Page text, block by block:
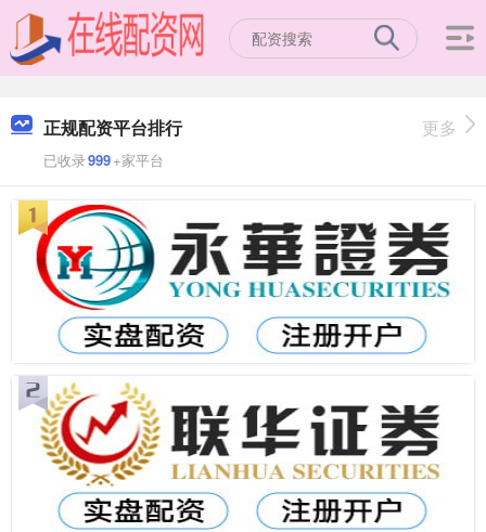
正规配资平台排行
已收录999+家平台
更多